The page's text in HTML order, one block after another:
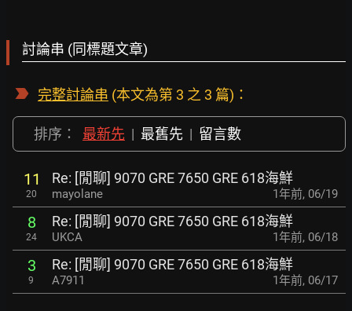
討論串 (同標題文章)
完整討論串 (本文為第 3 之 3 篇)：
排序： 最新先 | 最舊先 | 留言數
11
20
Re: [閒聊] 9070 GRE 7650 GRE 618海鮮
mayolane 1年前, 06/19
8
24
Re: [閒聊] 9070 GRE 7650 GRE 618海鮮
UKCA 1年前, 06/18
3
9
Re: [閒聊] 9070 GRE 7650 GRE 618海鮮
A7911 1年前, 06/17